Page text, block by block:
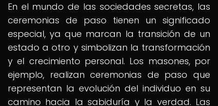
En el mundo de las sociedades secretas, las
ceremonias de paso tienen un significado
especial, ya que marcan la transición de un
estado a otro y simbolizan la transformación
y el crecimiento personal. Los masones, por
ejemplo, realizan ceremonias de paso que
representan la evolución del individuo en su
camino hacia la sabiduría y la verdad. Las